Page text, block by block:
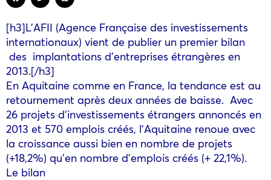
[h3]L’AFII (Agence Française des investissements
internationaux) vient de publier un premier bilan
des implantations d’entreprises étrangères en
2013.[/h3]
En Aquitaine comme en France, la tendance est au
retournement après deux années de baisse. Avec
26 projets d’investissements étrangers annoncés en
2013 et 570 emplois créés, l’Aquitaine renoue avec
la croissance aussi bien en nombre de projets
(+18,2%) qu’en nombre d’emplois créés (+ 22,1%).
Le bilan